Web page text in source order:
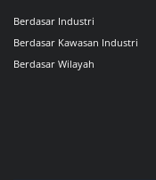
Berdasar Industri
Berdasar Kawasan Industri
Berdasar Wilayah